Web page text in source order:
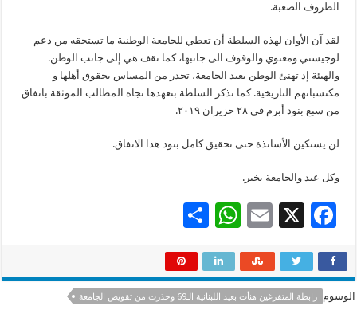
الظروف الصعبة.
لقد آن الأوان لهذه السلطة أن تعطي للجامعة الوطنية ما تستحقه من دعم
لوجيستي ومعنوي والوقوف الى جانبها، كما تقف هي إلى جانب الوطن.
والهيئة إذ تهنئ الوطن بعيد الجامعة، تحذر من المساس بحقوق أهلها و
مكتسباتهم التاريخية. كما تذكر السلطة بتعهدها تجاه المطالب الموثقة باتفاق
من سبع بنود أبرم في ٢٨ حزيران ٢٠١٩.
لن يستكين الأساتذة حتى تحقيق كامل بنود هذا الاتفاق.
وكل عيد والجامعة بخير.
F
e
b
X
E
ai
l
W
at
sA
ar
e
الوسوم رابطة المتفرغين هنأت بعيد اللبنانية الـ69 وحذرت من تقويض الجامعة